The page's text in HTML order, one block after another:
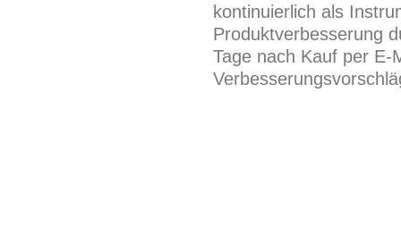
kontinuierlich als
Produktverbesserung
Tage nach Kauf per E-